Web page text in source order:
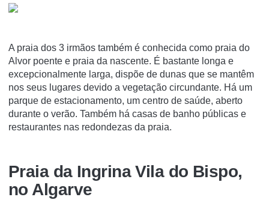
A praia dos 3 irmãos também é conhecida como praia do
Alvor poente e praia da nascente. É bastante longa e
excepcionalmente larga, dispõe de dunas que se mantêm
nos seus lugares devido a vegetação circundante. Há um
parque de estacionamento, um centro de saúde, aberto
durante o verão. Também há casas de banho públicas e
restaurantes nas redondezas da praia.
Praia da Ingrina Vila do Bispo,
no Algarve